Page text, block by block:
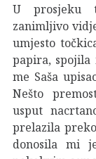
U prosjeku
zanimljivo
umjesto
papira,
me Saša
Nešto
usput
prelazila
donosila mi